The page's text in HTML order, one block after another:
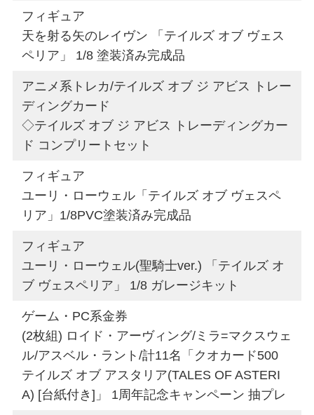
フィギュア
天を射る矢のレイヴン 「テイルズ オブ ヴェス
ペリア」 1/8 塗装済み完成品
アニメ系トレカ/テイルズ オブ ジ アビス トレー
ディングカード
◇テイルズ オブ ジ アビス トレーディングカー
ド コンプリートセット
フィギュア
ユーリ・ローウェル「テイルズ オブ ヴェスペ
リア」1/8PVC塗装済み完成品
フィギュア
ユーリ・ローウェル(聖騎士ver.) 「テイルズ オ
ブ ヴェスペリア」 1/8 ガレージキット
ゲーム・PC系金券
(2枚組) ロイド・アーヴィング/ミラ=マクスウェ
ル/アスベル・ラント/計11名「クオカード500
テイルズ オブ アスタリア(TALES OF ASTERI
A) [台紙付き]」 1周年記念キャンペーン 抽プレ